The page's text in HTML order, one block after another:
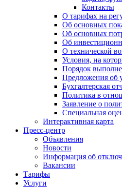
Контакты
О тарифах на
Об основных
Об основных
Об
О технической
Условия, на
Порядок
Предложения об
Бухгалтерская
Политика в
Заявление о
Специальная
Интерактивная карта
Пресс-центр
Объявления
Новости
Информация об
Вакансии
Тарифы
Услуги